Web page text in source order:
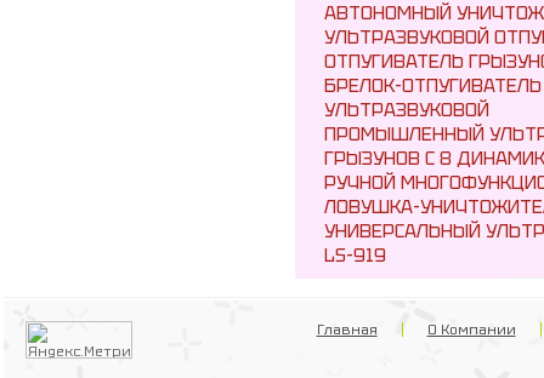
АВТОНОМНЫЙ
УЛЬТРАЗВУКОВОЙ
ОТПУГИВАТЕЛЬ
БРЕЛОК-
УЛЬТРАЗВУКОВОЙ
ПРОМЫШЛЕННЫЙ
ГРЫЗУНОВ С 8
РУЧНОЙ
ЛОВУШКА-
УНИВЕРСАЛЬНЫЙ
LS-919
Главная О Компании